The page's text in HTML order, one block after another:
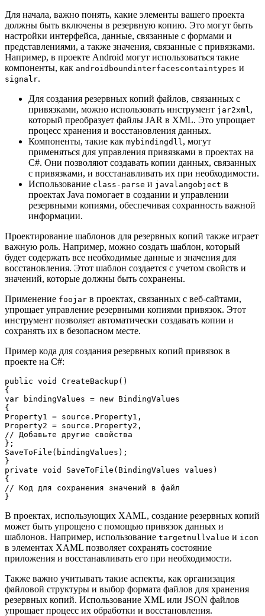
Для начала, важно понять, какие элементы вашего проекта
должны быть включены в резервную копию. Это могут быть
настройки интерфейса, данные, связанные с формами и
представлениями, а также значения, связанные с привязками.
Например, в проекте Android могут использоваться такие
компоненты, как androidboundinterfacescontaintypes и
signalr.
Для создания резервных копий файлов, связанных с
привязками, можно использовать инструмент jar2xml ,
который преобразует файлы JAR в XML. Это упрощает
процесс хранения и восстановления данных.
Компоненты, такие как mybindingdll , могут
применяться для управления привязками в проектах на
C#. Они позволяют создавать копии данных, связанных
с привязками, и восстанавливать их при необходимости.
Использование class-parse и javalangobject в
проектах Java помогает в создании и управлении
резервными копиями, обеспечивая сохранность важной
информации.
Проектирование шаблонов для резервных копий также играет
важную роль. Например, можно создать шаблон, который
будет содержать все необходимые данные и значения для
восстановления. Этот шаблон создается с учетом свойств и
значений, которые должны быть сохранены.
Применение foojar в проектах, связанных с веб-сайтами,
упрощает управление резервными копиями привязок. Этот
инструмент позволяет автоматически создавать копии и
сохранять их в безопасном месте.
Пример кода для создания резервных копий привязок в
проекте на C#:
public void CreateBackup()
{
var bindingValues = new BindingValues
{
Property1 = source.Property1,
Property2 = source.Property2,
// Добавьте другие свойства
};
SaveToFile(bindingValues);
}
private void SaveToFile(BindingValues values)
{
// Код для сохранения значений в файл
}
В проектах, использующих XAML, создание резервных копий
может быть упрощено с помощью привязок данных и
шаблонов. Например, использование targetnullvalue и icon
в элементах XAML позволяет сохранять состояние
приложения и восстанавливать его при необходимости.
Также важно учитывать такие аспекты, как организация
файловой структуры и выбор формата файлов для хранения
резервных копий. Использование XML или JSON файлов
упрощает процесс их обработки и восстановления.